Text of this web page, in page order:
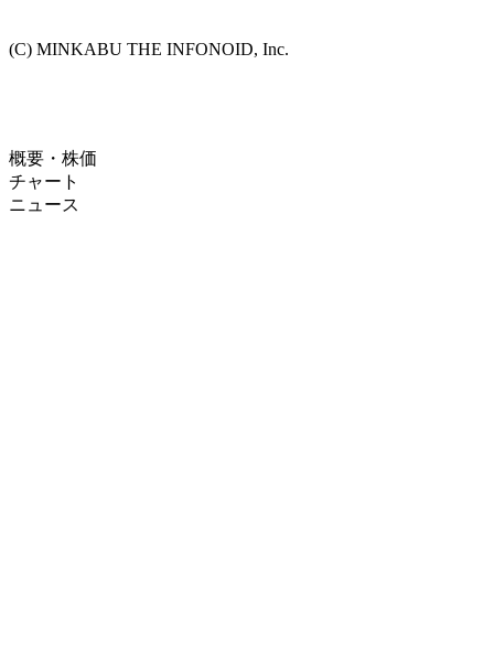
(C) MINKABU THE INFONOID, Inc.
概要・株価
チャート
ニュース